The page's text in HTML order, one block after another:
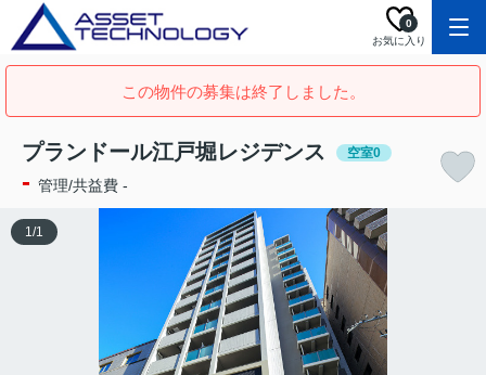
お気に入り
0
この物件の募集は終了しました。
プランドール江戸堀レジデンス 空室0
- 管理/共益費 -
1/1